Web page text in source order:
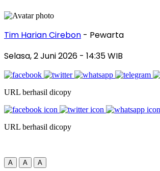
Tim Harian Cirebon - Pewarta
Selasa, 2 Juni 2026 - 14:35 WIB
URL berhasil dicopy
URL berhasil dicopy
A A A